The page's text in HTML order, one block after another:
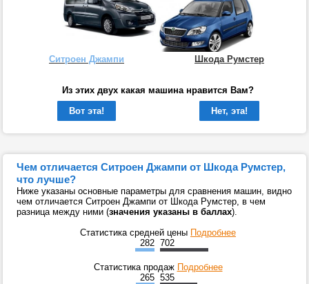
Ситроен Джампи Шкода Румстер
Из этих двух какая машина нравится Вам?
Вот эта!
Нет, эта!
Чем отличается Ситроен Джампи от Шкода Румстер,
что лучше?
Ниже указаны основные параметры для сравнения машин, видно
чем отличается Ситроен Джампи от Шкода Румстер, в чем
разница между ними (значения указаны в баллах).
Статистика средней цены Подробнее
282 702
Статистика продаж Подробнее
265 535